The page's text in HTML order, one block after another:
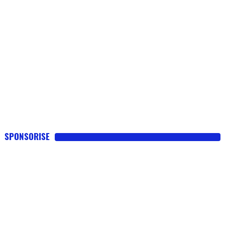
SPONSORISE